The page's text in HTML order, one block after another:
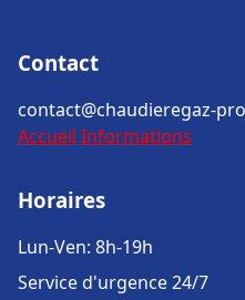
Contact
contact@chaudieregaz-
Accueil Informations
Horaires
Lun-Ven: 8h-19h
Service d'urgence 24/7